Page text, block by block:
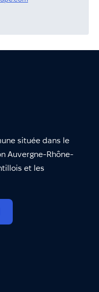
située dans le
Auvergne-Rhône-
et les